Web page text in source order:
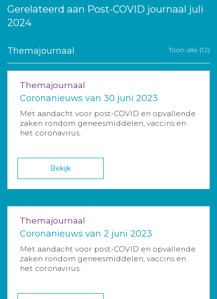
Gerelateerd aan Post-COVID journaal juli
2024
Themajournaal Toon alle (12)
Themajournaal
Coronanieuws van 30 juni 2023
Met aandacht voor post-COVID en opvallende
zaken rondom geneesmiddelen, vaccins en
het coronavirus.
Bekijk
Themajournaal
Coronanieuws van 2 juni 2023
Met aandacht voor post-COVID en opvallende
zaken rondom geneesmiddelen, vaccins en
het coronavirus.